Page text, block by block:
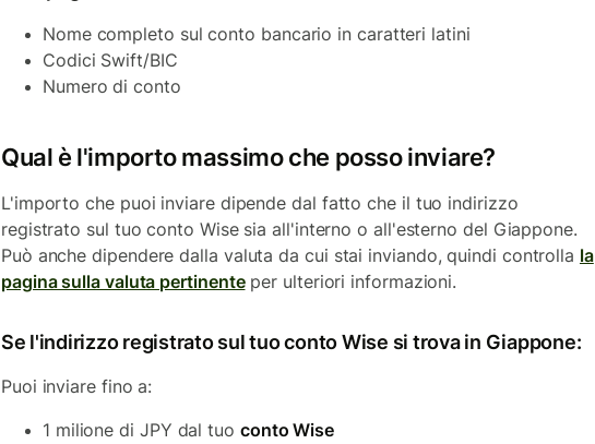
Nome completo sul conto bancario in caratteri latini
Codici Swift/BIC
Numero di conto
Qual è l'importo massimo che posso inviare?
L'importo che puoi inviare dipende dal fatto che il tuo indirizzo
registrato sul tuo conto Wise sia all'interno o all'esterno del Giappone.
Può anche dipendere dalla valuta da cui stai inviando, quindi controlla la
pagina sulla valuta pertinenteper ulteriori informazioni.
Se l'indirizzo registrato sul tuo conto Wise si trova in Giappone:
Puoi inviare fino a:
1 milione di JPY dal tuo conto Wise